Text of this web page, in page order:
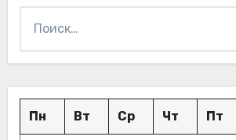
Пн Вт Ср Чт Пт